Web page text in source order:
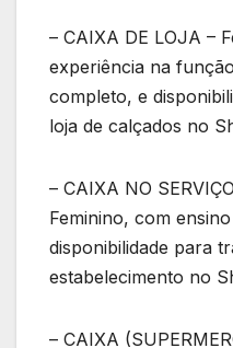
– CAIXA DE LOJA –
experiência na
completo, e
loja de calçados no
– CAIXA NO
Feminino, com
disponibilidade para
estabelecimento no
– CAIXA